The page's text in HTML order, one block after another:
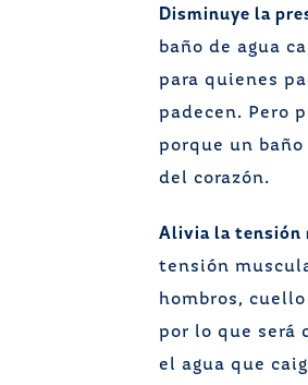
Disminuye la
baño de agua
para quienes
padecen. Pero
porque un
del corazón.
Alivia la tensión
tensión
hombros,
por lo que será
el agua que